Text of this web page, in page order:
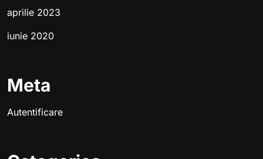
aprilie 2023
iunie 2020
Meta
Autentificare